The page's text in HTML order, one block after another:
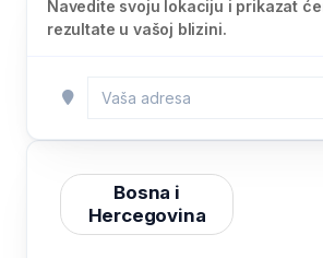
Navedite svoju lokaciju i prikazat
rezultate u vašoj blizini.
Bosna i
Hercegovina